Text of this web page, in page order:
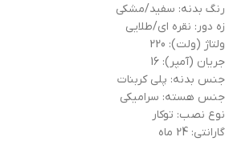
رنگ بدنه: سفید/مشکی
زه دور: نقره ای/طلایی
ولتاژ (ولت): 220
جریان (آمپر): 16
جنس بدنه: پلی کربنات
جنس هسته: سرامیکی
نوع نصب: توکار
گارانتی: 24 ماه